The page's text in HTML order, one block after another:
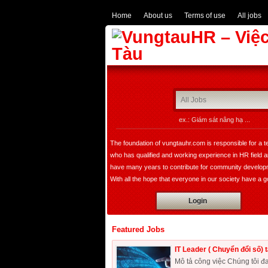
Home About us Terms of use All jobs
ex.: Giám sát nâng hạ ...
The foundation of vungtauhr.com is responsible for a
who has qualified and working experience in HR field
have many years to contribute for community
With all the hope that everyone in our society have a
image of leader, founder, a expert in HR department
bring comfortable choice for all of companies not only in
domestic but also expand overseas.
Login
Featured Jobs
IT Leader ( Chuyển đổi số)
Mô tả công việc Chúng tôi